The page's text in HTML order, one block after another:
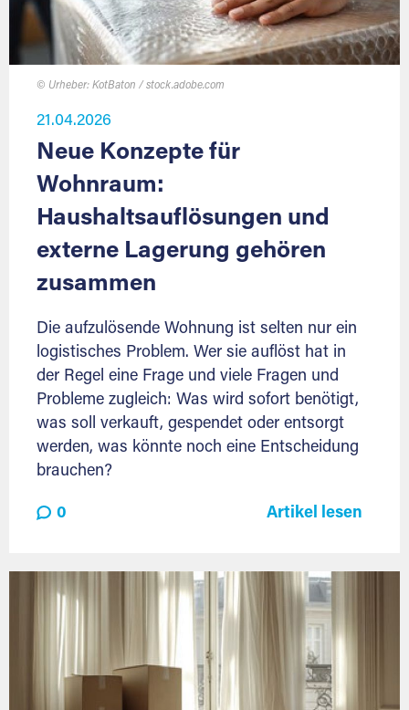
© Urheber: KotBaton / stock.adobe.com
21.04.2026
Neue Konzepte für
Wohnraum:
Haushaltsauflösungen und
externe Lagerung gehören
zusammen
Die aufzulösende Wohnung ist selten nur ein
logistisches Problem. Wer sie auflöst hat in
der Regel eine Frage und viele Fragen und
Probleme zugleich: Was wird sofort benötigt,
was soll verkauft, gespendet oder entsorgt
werden, was könnte noch eine Entscheidung
brauchen?
Artikel lesen
0